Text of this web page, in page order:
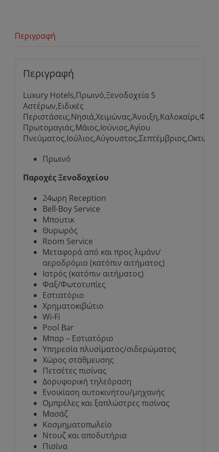
Περιγραφή
Περιγραφή
Luxury Hotels,Πρωινό,Ξενοδοχεία 5
Αστέρων,Ειδικές
Πρωτομαγιάς,Μάιος,Ιούνιος,Αγίου
Πρωινό
Παροχές Ξενοδοχείου
24ωρη Reception
Bell-Boy Service
Μπουτικ
Θυρωρός
Room Service
Μεταφορά από και προς λιμάνι/
αεροδρόμιο (κατόπιν αιτήματος)
Ιατρός (κατόπιν αιτήματος)
Φαξ/Φωτοτυπίες
Εστιατόριο
Χρηματοκιβώτιο
Wi-Fi
Pool Bar
Μπαρ – Εστιατόριο
Υπηρεσία πλυσίματος/σιδερώματος
Χώρος στάθμευσης
Πετσέτες πισίνας
Δορυφορική τηλεόραση
Ενοικίαση αυτοκινήτου/μηχανής
Ομπρέλες και ξαπλώστρες πισίνας
Μασάζ
Κοσμηματοπωλείο
Ντουζ και αποδυτήρια
Πισίνα